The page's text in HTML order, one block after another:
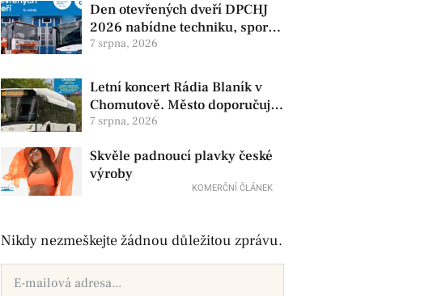
Den otevřených dveří DPCHJ
2026 nabídne techniku, sport i
jízdy historickými vozy
7 srpna, 2026
Letní koncert Rádia Blaník v
Chomutově. Město doporučuje
využít MHD
7 srpna, 2026
Skvěle padnoucí plavky české
výroby
KOMERČNÍ ČLÁNEK
Nikdy nezmeškejte žádnou důležitou zprávu.